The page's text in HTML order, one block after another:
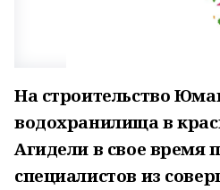
На строительство
водохранилища в
Агидели в свое время
специалистов из